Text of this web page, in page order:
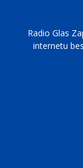
Radio Glas
internetu